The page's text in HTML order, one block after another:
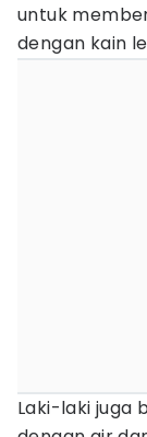
untuk
dengan kain
Laki-laki juga